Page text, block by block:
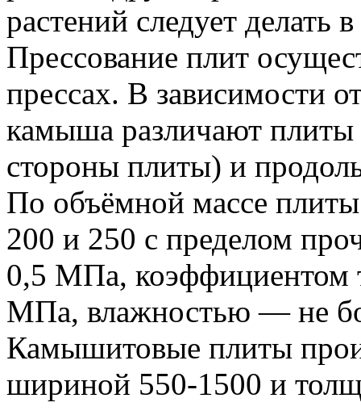
растений следует делать
Прессование плит
прессах. В зависимости
камыша различают плиты
стороны плиты) и
По объёмной массе
200 и 250 с пределом
0,5 МПа, коэффициентом
МПа, влажностью — не
Камышитовые плиты
шириной 550-1500 и